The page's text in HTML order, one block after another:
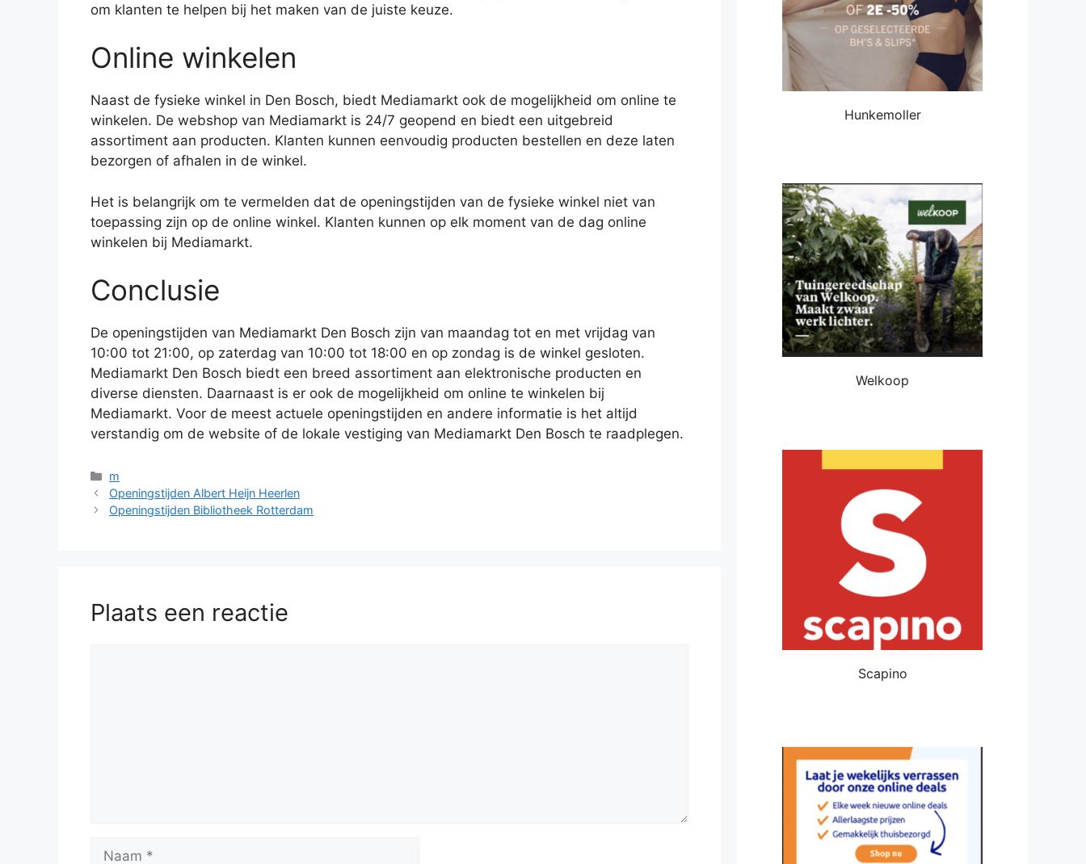
om klanten te helpen bij het maken van de juiste keuze.
Online winkelen
Naast de fysieke winkel in Den Bosch, biedt Mediamarkt ook de mogelijkheid om online te
winkelen. De webshop van Mediamarkt is 24/7 geopend en biedt een uitgebreid
assortiment aan producten. Klanten kunnen eenvoudig producten bestellen en deze laten
bezorgen of afhalen in de winkel.
Het is belangrijk om te vermelden dat de openingstijden van de fysieke winkel niet van
toepassing zijn op de online winkel. Klanten kunnen op elk moment van de dag online
winkelen bij Mediamarkt.
Conclusie
De openingstijden van Mediamarkt Den Bosch zijn van maandag tot en met vrijdag van
10:00 tot 21:00, op zaterdag van 10:00 tot 18:00 en op zondag is de winkel gesloten.
Mediamarkt Den Bosch biedt een breed assortiment aan elektronische producten en
diverse diensten. Daarnaast is er ook de mogelijkheid om online te winkelen bij
Mediamarkt. Voor de meest actuele openingstijden en andere informatie is het altijd
verstandig om de website of de lokale vestiging van Mediamarkt Den Bosch te raadplegen.
Categorieën
m
Openingstijden Albert Heijn Heerlen
Openingstijden Bibliotheek Rotterdam
Plaats een reactie
Naam
Hunkemoller
Welkoop
Scapino